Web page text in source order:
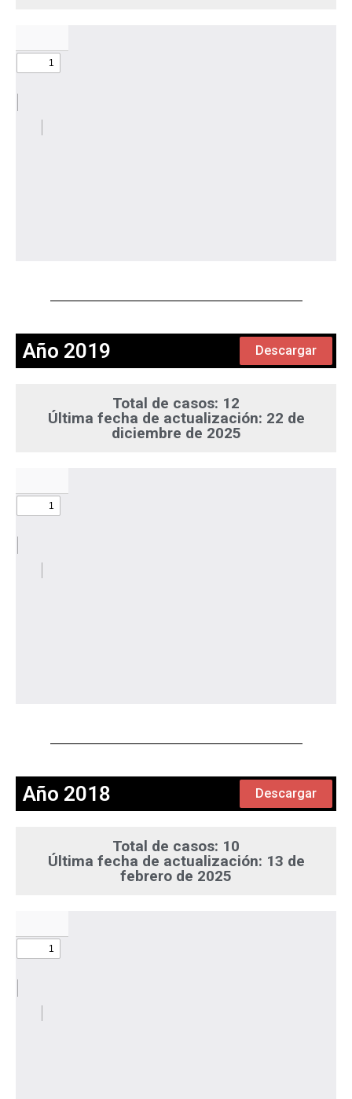
Descargar
Año 2019
Total de casos: 12
Última fecha de actualización: 22 de
diciembre de 2025
Descargar
Año 2018
Total de casos: 10
Última fecha de actualización: 13 de
febrero de 2025